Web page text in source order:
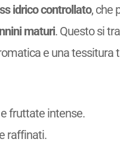
idrico controllato, che
maturi. Questo si
e una tessitura
e fruttate intense.
raffinati.